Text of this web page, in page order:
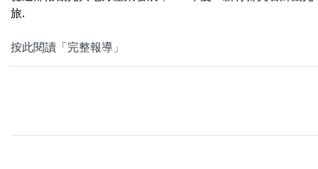
旅.
按此閱讀「完整報導」